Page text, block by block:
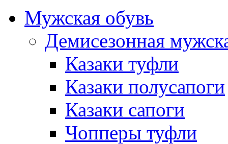
Мужская обувь
Демисезонная
Казаки туфли
Казаки полусапоги
Казаки сапоги
Чопперы туфли